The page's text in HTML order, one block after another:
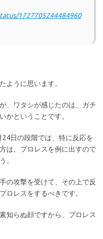
1727705244484960
ように思います。
、ワタシが感じたのは、ガチ
かということです。
日の段階では、特に反応を
は、プロレスを例に出すので
。
の攻撃を受けて、その上で反
ロレスをするべきです。
知らぬ顔ですから、プロレス